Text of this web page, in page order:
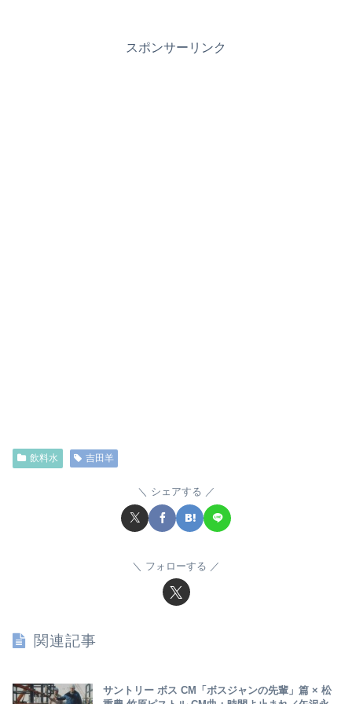
スポンサーリンク
飲料水 吉田羊
シェアする
フォローする
関連記事
サントリー ボス CM「ボスジャンの先輩」篇 × 松